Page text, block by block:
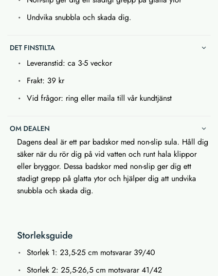
Undvika snubbla och skada dig.
DET FINSTILTA
Leveranstid: ca 3-5 veckor
Frakt: 39 kr
Vid frågor: ring eller maila till vår kundtjänst
OM DEALEN
Dagens deal är ett par badskor med non-slip sula. Håll dig
säker när du rör dig på vid vatten och runt hala klippor
eller bryggor. Dessa badskor med non-slip ger dig ett
stadigt grepp på glatta ytor och hjälper dig att undvika
snubbla och skada dig.
Storleksguide
Storlek 1: 23,5-25 cm motsvarar 39/40
Storlek 2: 25,5-26,5 cm motsvarar 41/42